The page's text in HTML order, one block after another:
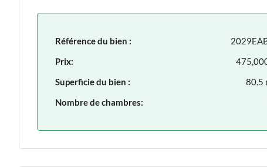
Référence du bien :
Prix:
Superficie du bien :
80.5
Nombre de chambres: